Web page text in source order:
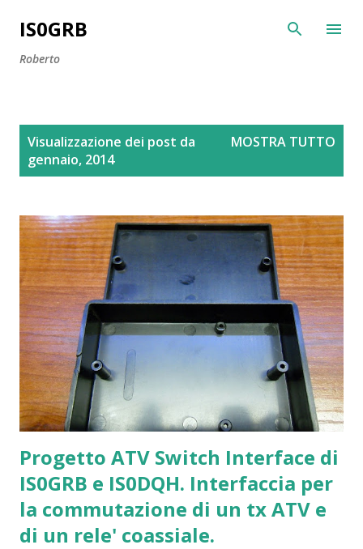
IS0GRB
Roberto
Visualizzazione dei post da
gennaio, 2014
MOSTRA TUTTO
Progetto ATV Switch Interface di
IS0GRB e IS0DQH. Interfaccia per
la commutazione di un tx ATV e
di un rele' coassiale.